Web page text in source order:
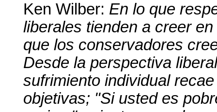
Ken Wilber: En lo que
liberales tienden a creer
que los conservadores
Desde la perspectiva
sufrimiento individual
objetivas; "Si usted es